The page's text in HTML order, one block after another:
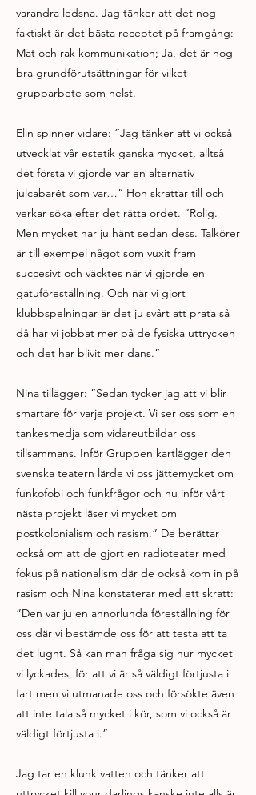
varandra ledsna. Jag tänker att det nog
faktiskt är det bästa receptet på framgång:
Mat och rak kommunikation; Ja, det är nog
bra grundförutsättningar för vilket
grupparbete som helst.
Elin spinner vidare: ”Jag tänker att vi också
utvecklat vår estetik ganska mycket, alltså
det första vi gjorde var en alternativ
julcabarét som var…” Hon skrattar till och
verkar söka efter det rätta ordet. ”Rolig.
Men mycket har ju hänt sedan dess. Talkörer
är till exempel något som vuxit fram
succesivt och väcktes när vi gjorde en
gatuföreställning. Och när vi gjort
klubbspelningar är det ju svårt att prata så
då har vi jobbat mer på de fysiska uttrycken
och det har blivit mer dans.”
Nina tillägger: ”Sedan tycker jag att vi blir
smartare för varje projekt. Vi ser oss som en
tankesmedja som vidareutbildar oss
tillsammans. Inför Gruppen kartlägger den
svenska teatern lärde vi oss jättemycket om
funkofobi och funkfrågor och nu inför vårt
nästa projekt läser vi mycket om
postkolonialism och rasism.” De berättar
också om att de gjort en radioteater med
fokus på nationalism där de också kom in på
rasism och Nina konstaterar med ett skratt:
”Den var ju en annorlunda föreställning för
oss där vi bestämde oss för att testa att ta
det lugnt. Så kan man fråga sig hur mycket
vi lyckades, för att vi är så väldigt förtjusta i
fart men vi utmanade oss och försökte även
att inte tala så mycket i kör, som vi också är
väldigt förtjusta i.”
Jag tar en klunk vatten och tänker att